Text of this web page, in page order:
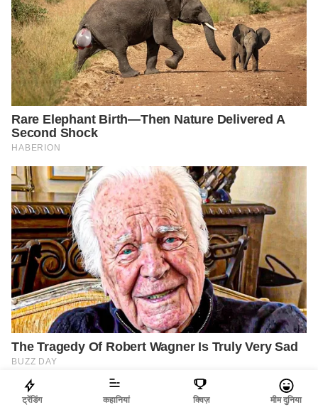
ट्रेंडिंग कहानियां क्विज़ मीम दुनिया